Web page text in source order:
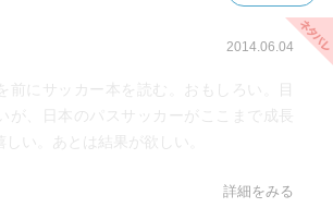
2014.06.04
前にサッカー本を読む。おもしろい。目
が、日本のパスサッカーがここまで成長
い。あとは結果が欲しい。
詳細をみる